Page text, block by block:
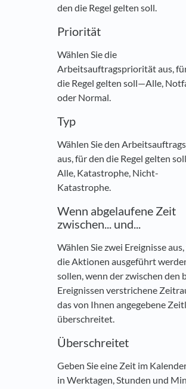
den die Regel gelten soll.
Priorität
Wählen Sie die
Arbeitsauftragspriorität aus,
die Regel gelten soll—Alle,
oder Normal.
Typ
Wählen Sie den
aus, für den die Regel gelten
Alle, Katastrophe, Nicht-
Katastrophe.
Wenn abgelaufene Zeit
zwischen... und...
Wählen Sie zwei Ereignisse
die Aktionen ausgeführt
sollen, wenn der zwischen den
Ereignissen verstrichene
das von Ihnen angegebene
überschreitet.
Überschreitet
Geben Sie eine Zeit im
in Werktagen, Stunden und